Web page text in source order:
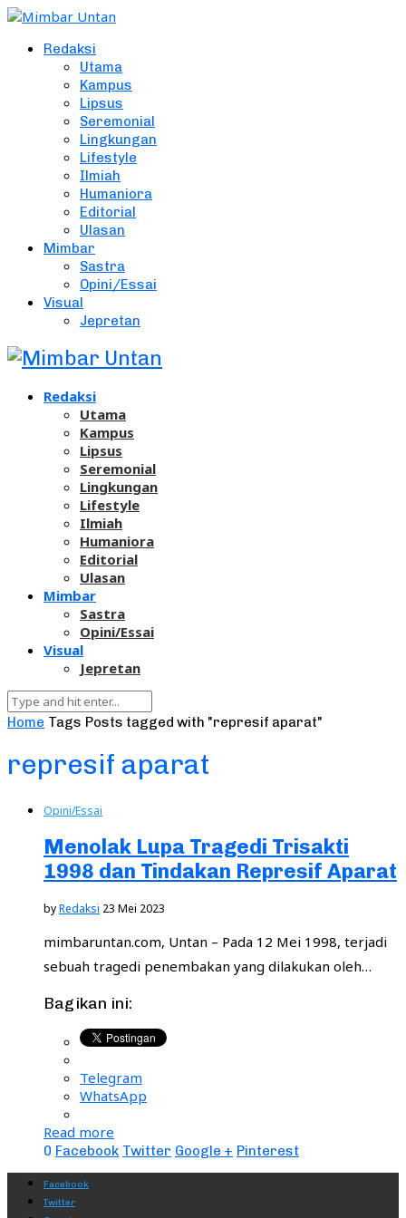
Redaksi
Utama
Kampus
Lipsus
Seremonial
Lingkungan
Lifestyle
Ilmiah
Humaniora
Editorial
Ulasan
Mimbar
Sastra
Opini/Essai
Visual
Jepretan
Redaksi
Utama
Kampus
Lipsus
Seremonial
Lingkungan
Lifestyle
Ilmiah
Humaniora
Editorial
Ulasan
Mimbar
Sastra
Opini/Essai
Visual
Jepretan
Home Tags Posts tagged with "represif aparat"
represif aparat
Opini/Essai
Menolak Lupa Tragedi Trisakti
1998 dan Tindakan Represif Aparat
byRedaksi 23 Mei 2023
mimbaruntan.com, Untan – Pada 12 Mei 1998, terjadi
sebuah tragedi penembakan yang dilakukan oleh…
Bagikan ini:
Telegram
WhatsApp
Read more
0 Facebook Twitter Google + Pinterest
Facebook
Twitter